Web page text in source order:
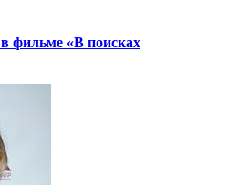
фильме «В поисках